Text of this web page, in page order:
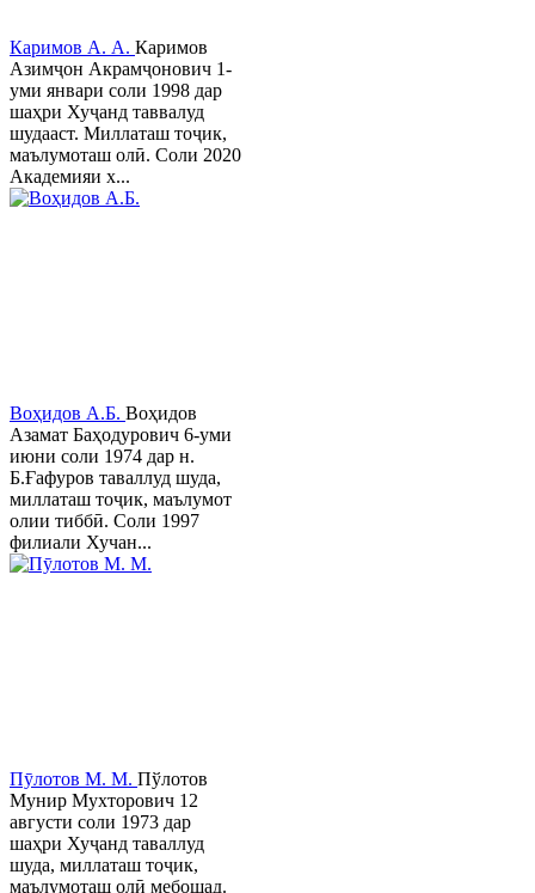
Каримов А. А. Каримов
Азимҷон Акрамҷонович 1-
уми январи соли 1998 дар
шаҳри Хуҷанд таввалуд
шудааст. Миллаташ тоҷик,
маълумоташ олӣ. Соли 2020
Академияи х...
Воҳидов А.Б. Воҳидов
Азамат Баҳодурович 6-уми
июни соли 1974 дар н.
Б.Ғафуров таваллуд шуда,
миллаташ тоҷик, маълумот
олии тиббӣ. Соли 1997
филиали Хучан...
Пӯлотов М. М. Пўлотов
Мунир Мухторович 12
августи соли 1973 дар
шаҳри Хуҷанд таваллуд
шуда, миллаташ тоҷик,
маълумоташ олӣ мебошад.